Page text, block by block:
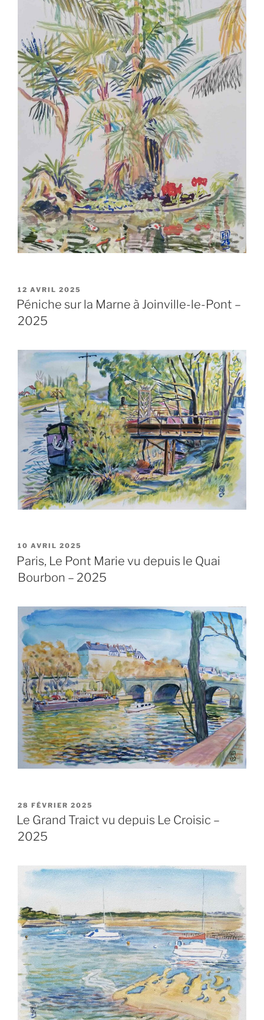
PUBLIÉ
LE
12 AVRIL 2025
Péniche sur la Marne à Joinville-le-Pont –
2025
PUBLIÉ
LE
10 AVRIL 2025
Paris, Le Pont Marie vu depuis le Quai
Bourbon – 2025
PUBLIÉ
LE
28 FÉVRIER 2025
Le Grand Traict vu depuis Le Croisic –
2025